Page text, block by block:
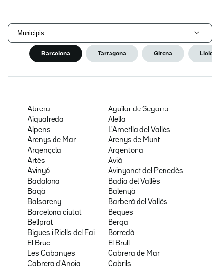
Municipis
Barcelona Tarragona Girona Lleida
Abrera
Aguilar de Segarra
Aiguafreda
Alella
Alpens
L'Ametlla del Vallès
Arenys de Mar
Arenys de Munt
Argençola
Argentona
Artés
Avià
Avinyó
Avinyonet del Penedès
Badalona
Badia del Vallès
Bagà
Balenyà
Balsareny
Barberà del Vallès
Barcelona ciutat
Begues
Bellprat
Berga
Bigues i Riells del Fai
Borredà
El Bruc
El Brull
Les Cabanyes
Cabrera de Mar
Cabrera d'Anoia
Cabrils